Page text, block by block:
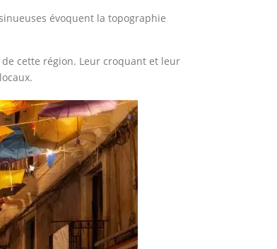
évoquent la topographie
cette région. Leur croquant et leur